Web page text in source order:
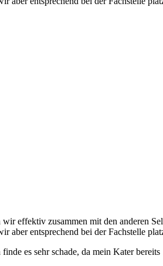
effektiv zusammen mit den anderen
entsprechend bei der Fachstelle
es sehr schade, da mein Kater